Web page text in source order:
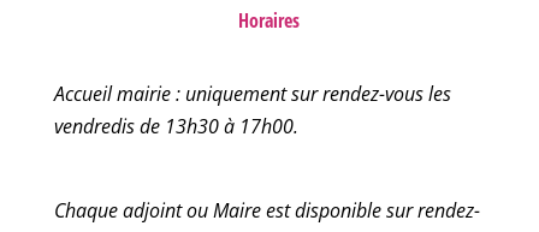
Horaires
Accueil mairie : uniquement sur rendez-vous les
vendredis de 13h30 à 17h00.
Chaque adjoint ou Maire est disponible sur rendez-